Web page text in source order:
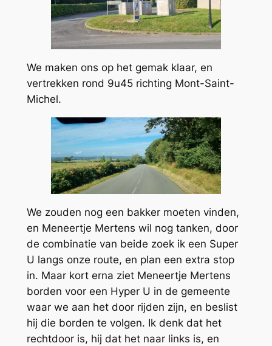
We maken ons op het gemak klaar, en
vertrekken rond 9u45 richting Mont-Saint-
Michel.
We zouden nog een bakker moeten vinden,
en Meneertje Mertens wil nog tanken, door
de combinatie van beide zoek ik een Super
U langs onze route, en plan een extra stop
in. Maar kort erna ziet Meneertje Mertens
borden voor een Hyper U in de gemeente
waar we aan het door rijden zijn, en beslist
hij die borden te volgen. Ik denk dat het
rechtdoor is, hij dat het naar links is, en